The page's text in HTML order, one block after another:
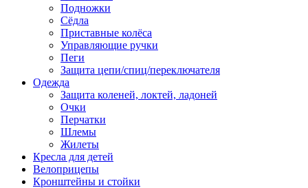
Подножки
Сёдла
Приставные колёса
Управляющие ручки
Пеги
Защита цепи/спиц/переключателя
Одежда
Защита коленей, локтей, ладоней
Очки
Перчатки
Шлемы
Жилеты
Кресла для детей
Велоприцепы
Кронштейны и стойки